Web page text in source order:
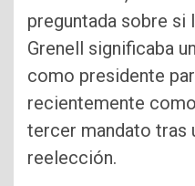
preguntada sobre si
Grenell significaba
como presidente
recientemente
tercer mandato tras
reelección.